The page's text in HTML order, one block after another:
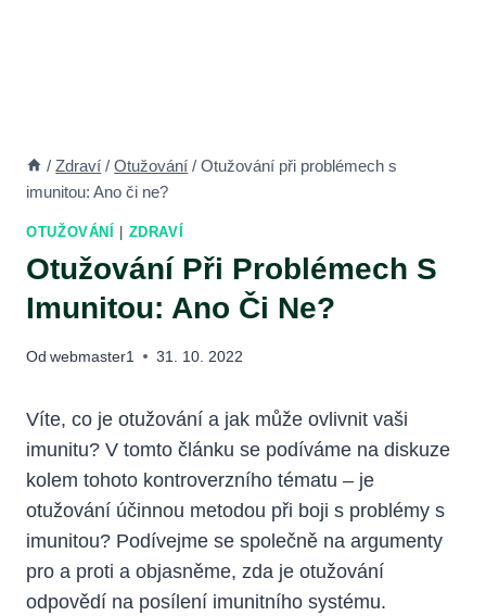
/ Zdraví / Otužování / Otužování při problémech s
imunitou: Ano či ne?
OTUŽOVÁNÍ ZDRAVÍ
Otužování Při Problémech S
Imunitou: Ano Či Ne?
Od webmaster1 31. 10. 2022
Víte, co je otužování a jak může ovlivnit vaši
imunitu? V tomto článku se podíváme na diskuze
kolem tohoto kontroverzního tématu – je
otužování účinnou metodou při boji s problémy s
imunitou? Podívejme se společně na argumenty
pro a proti a objasněme, zda je otužování
odpovědí na posílení imunitního systému.